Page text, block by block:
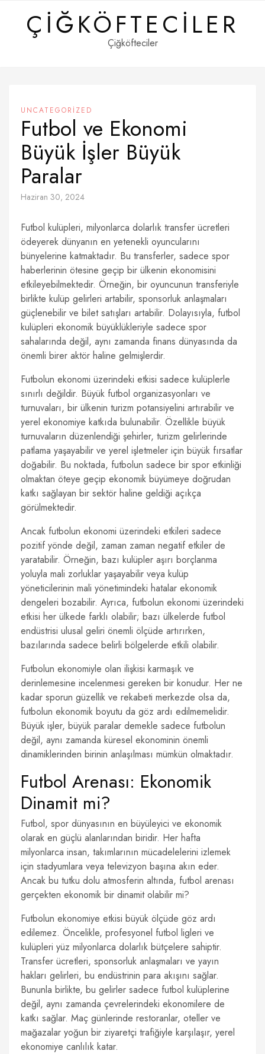
ÇIĞKÖFTECILER
Çiğköfteciler
UNCATEGORIZED
Futbol ve Ekonomi
Büyük İşler Büyük
Paralar
Haziran 30, 2024
Futbol kulüpleri, milyonlarca dolarlık transfer ücretleri
ödeyerek dünyanın en yetenekli oyuncularını
bünyelerine katmaktadır. Bu transferler, sadece spor
haberlerinin ötesine geçip bir ülkenin ekonomisini
etkileyebilmektedir. Örneğin, bir oyuncunun transferiyle
birlikte kulüp gelirleri artabilir, sponsorluk anlaşmaları
güçlenebilir ve bilet satışları artabilir. Dolayısıyla, futbol
kulüpleri ekonomik büyüklükleriyle sadece spor
sahalarında değil, aynı zamanda finans dünyasında da
önemli birer aktör haline gelmişlerdir.
Futbolun ekonomi üzerindeki etkisi sadece kulüplerle
sınırlı değildir. Büyük futbol organizasyonları ve
turnuvaları, bir ülkenin turizm potansiyelini artırabilir ve
yerel ekonomiye katkıda bulunabilir. Özellikle büyük
turnuvaların düzenlendiği şehirler, turizm gelirlerinde
patlama yaşayabilir ve yerel işletmeler için büyük fırsatlar
doğabilir. Bu noktada, futbolun sadece bir spor etkinliği
olmaktan öteye geçip ekonomik büyümeye doğrudan
katkı sağlayan bir sektör haline geldiği açıkça
görülmektedir.
Ancak futbolun ekonomi üzerindeki etkileri sadece
pozitif yönde değil, zaman zaman negatif etkiler de
yaratabilir. Örneğin, bazı kulüpler aşırı borçlanma
yoluyla mali zorluklar yaşayabilir veya kulüp
yöneticilerinin mali yönetimindeki hatalar ekonomik
dengeleri bozabilir. Ayrıca, futbolun ekonomi üzerindeki
etkisi her ülkede farklı olabilir; bazı ülkelerde futbol
endüstrisi ulusal geliri önemli ölçüde artırırken,
bazılarında sadece belirli bölgelerde etkili olabilir.
Futbolun ekonomiyle olan ilişkisi karmaşık ve
derinlemesine incelenmesi gereken bir konudur. Her ne
kadar sporun güzellik ve rekabeti merkezde olsa da,
futbolun ekonomik boyutu da göz ardı edilmemelidir.
Büyük işler, büyük paralar demekle sadece futbolun
değil, aynı zamanda küresel ekonominin önemli
dinamiklerinden birinin anlaşılması mümkün olmaktadır.
Futbol Arenası: Ekonomik
Dinamit mi?
Futbol, spor dünyasının en büyüleyici ve ekonomik
olarak en güçlü alanlarından biridir. Her hafta
milyonlarca insan, takımlarının mücadelelerini izlemek
için stadyumlara veya televizyon başına akın eder.
Ancak bu tutku dolu atmosferin altında, futbol arenası
gerçekten ekonomik bir dinamit olabilir mi?
Futbolun ekonomiye etkisi büyük ölçüde göz ardı
edilemez. Öncelikle, profesyonel futbol ligleri ve
kulüpleri yüz milyonlarca dolarlık bütçelere sahiptir.
Transfer ücretleri, sponsorluk anlaşmaları ve yayın
hakları gelirleri, bu endüstrinin para akışını sağlar.
Bununla birlikte, bu gelirler sadece futbol kulüplerine
değil, aynı zamanda çevrelerindeki ekonomilere de
katkı sağlar. Maç günlerinde restoranlar, oteller ve
mağazalar yoğun bir ziyaretçi trafiğiyle karşılaşır, yerel
ekonomiye canlılık katar.